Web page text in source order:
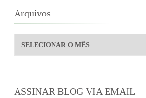
Arquivos
Arquivos
ASSINAR BLOG VIA EMAIL